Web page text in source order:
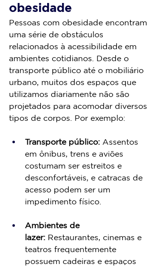
obesidade
Pessoas com obesidade encontram
uma série de obstáculos
relacionados à acessibilidade em
ambientes cotidianos. Desde o
transporte público até o mobiliário
urbano, muitos dos espaços que
utilizamos diariamente não são
projetados para acomodar diversos
tipos de corpos. Por exemplo:
Transporte público: Assentos
em ônibus, trens e aviões
costumam ser estreitos e
desconfortáveis, e catracas de
acesso podem ser um
impedimento físico.
Ambientes de
lazer: Restaurantes, cinemas e
teatros frequentemente
possuem cadeiras e espaços